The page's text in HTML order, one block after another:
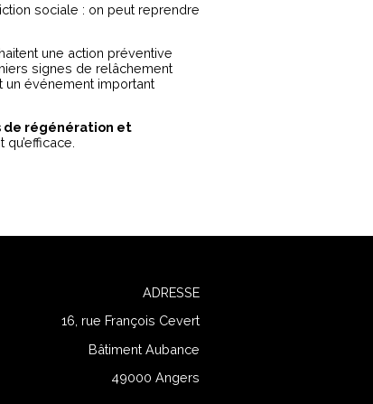
sociale : on peut reprendre
une action préventive
signes de relâchement
un événement important
de régénération et
ADRESSE
16, rue François Cevert
Bâtiment Aubance
49000 Angers